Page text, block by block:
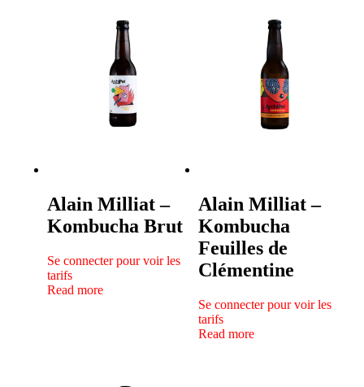
Alain Milliat –
Kombucha Brut
Se connecter pour voir les
tarifs
Read more
Alain Milliat –
Kombucha
Feuilles de
Clémentine
Se connecter pour voir les
tarifs
Read more